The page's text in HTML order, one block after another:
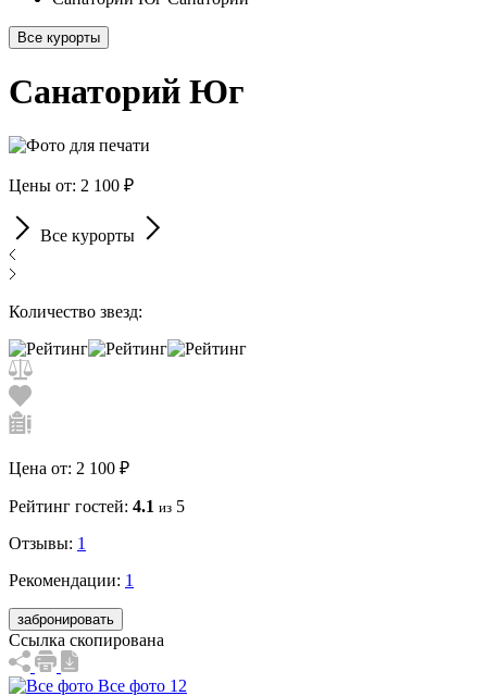
Все курорты
Санаторий Юг
Цены от: 2 100 ₽
Все курорты
Количество звезд:
Цена от: 2 100 ₽
Рейтинг гостей: 4.1 из 5
Отзывы: 1
Рекомендации: 1
забронировать
Ссылка скопирована
Все фото 12